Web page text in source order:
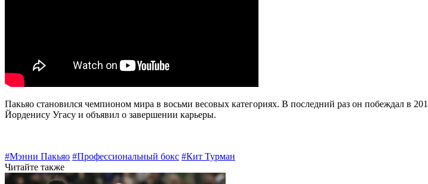
Пакьяо становился чемпионом мира в восьми весовых категориях. В последний раз он побеждал в
Йорденису Угасу и объявил о завершении карьеры.
#Мэнни Пакьяо #Профессиональный бокс #Кит Турман
Читайте также